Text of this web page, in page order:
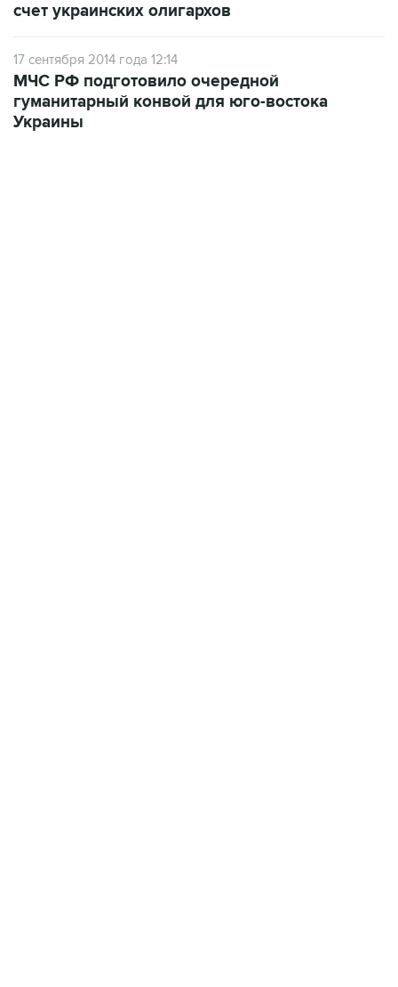
счет украинских олигархов
17 сентября 2014 года 12:14
МЧС РФ подготовило очередной
гуманитарный конвой для юго-востока
Украины